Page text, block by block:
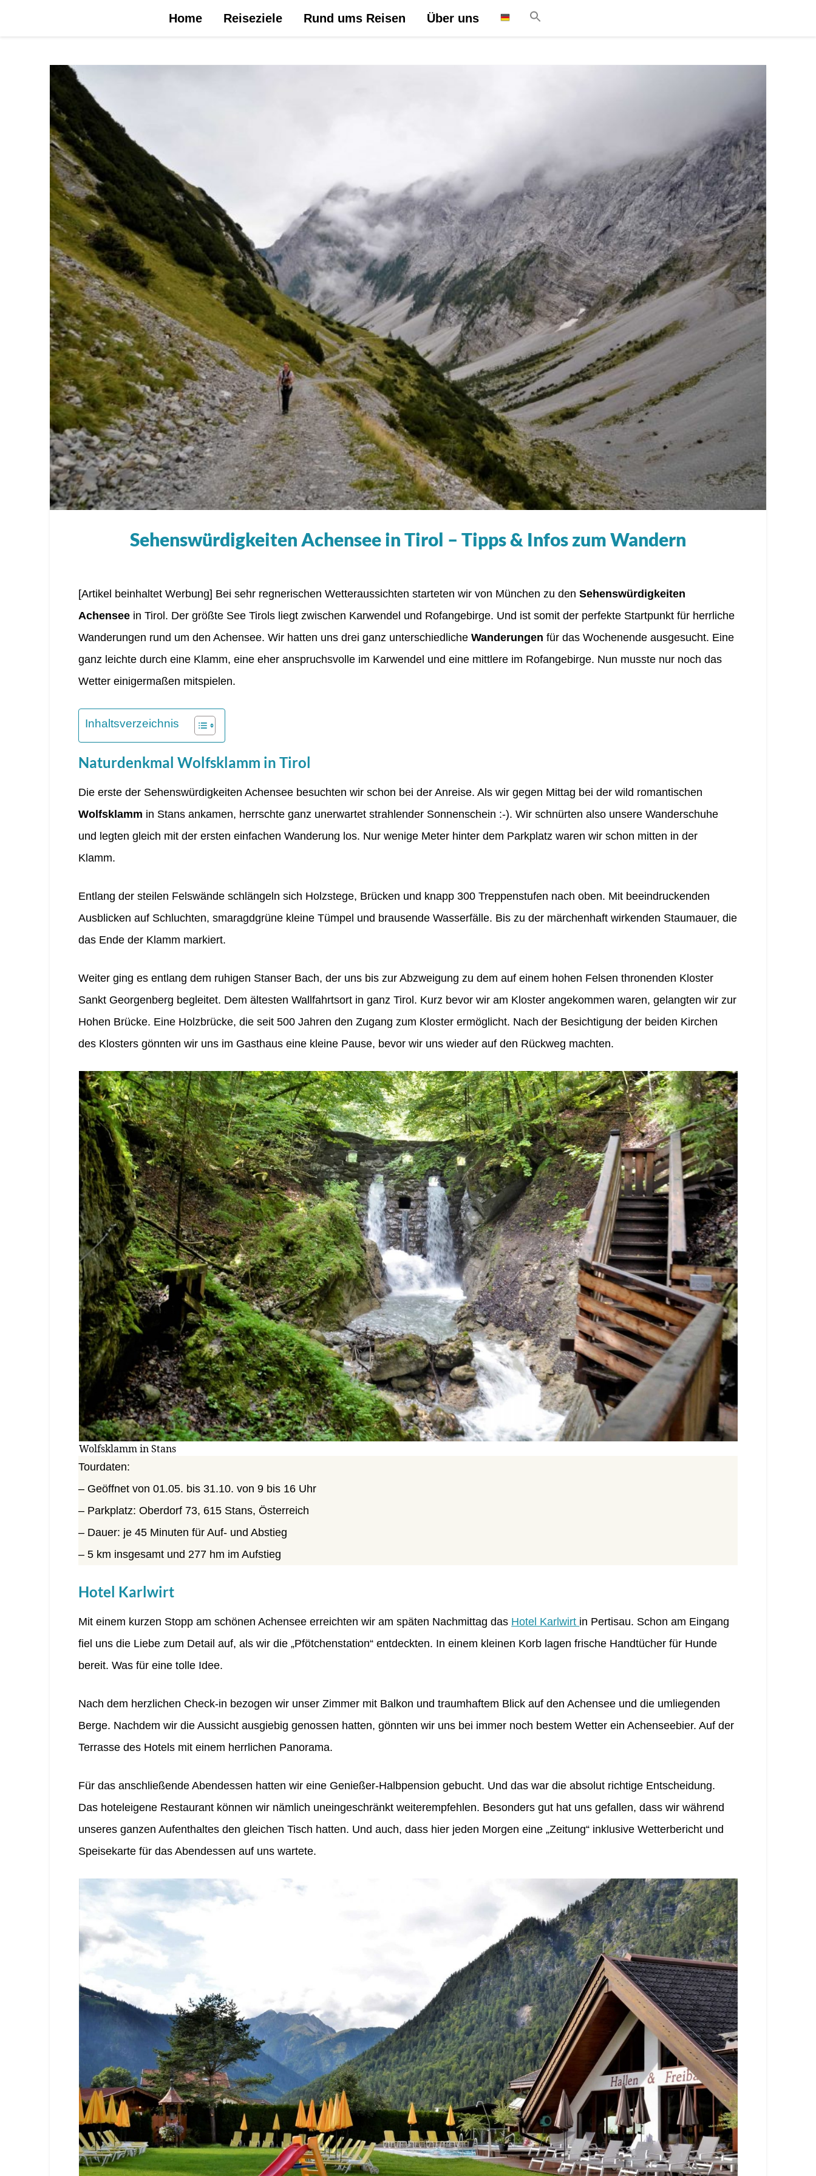
Urlaubsreise.blog – dein Reiseblog …
Home Reiseziele Rund ums Reisen Über uns
Sehenswürdigkeiten Achensee in Tirol – Tipps & Infos zum Wandern
[Artikel beinhaltet Werbung] Bei sehr regnerischen Wetteraussichten starteten wir von München zu denSehenswürdigkeiten
Achensee in Tirol. Der größte See Tirols liegt zwischen Karwendel und Rofangebirge. Und ist somit der perfekte Startpunkt für herrliche
Wanderungen rund um den Achensee. Wir hatten uns drei ganz unterschiedlicheWanderungen für das Wochenende ausgesucht. Eine
ganz leichte durch eine Klamm, eine eher anspruchsvolle im Karwendel und eine mittlere im Rofangebirge. Nun musste nur noch das
Wetter einigermaßen mitspielen.
Inhaltsverzeichnis
Naturdenkmal Wolfsklamm in Tirol
Die erste der Sehenswürdigkeiten Achensee besuchten wir schon bei der Anreise. Als wir gegen Mittag bei der wild romantischen
Wolfsklamm in Stans ankamen, herrschte ganz unerwartet strahlender Sonnenschein :-). Wir schnürten also unsere Wanderschuhe
und legten gleich mit der ersten einfachen Wanderung los. Nur wenige Meter hinter dem Parkplatz waren wir schon mitten in der
Klamm.
Entlang der steilen Felswände schlängeln sich Holzstege, Brücken und knapp 300 Treppenstufen nach oben. Mit beeindruckenden
Ausblicken auf Schluchten, smaragdgrüne kleine Tümpel und brausende Wasserfälle. Bis zu der märchenhaft wirkenden Staumauer, die
das Ende der Klamm markiert.
Weiter ging es entlang dem ruhigen Stanser Bach, der uns bis zur Abzweigung zu dem auf einem hohen Felsen thronenden Kloster
Sankt Georgenberg begleitet. Dem ältesten Wallfahrtsort in ganz Tirol. Kurz bevor wir am Kloster angekommen waren, gelangten wir zur
Hohen Brücke. Eine Holzbrücke, die seit 500 Jahren den Zugang zum Kloster ermöglicht. Nach der Besichtigung der beiden Kirchen
des Klosters gönnten wir uns im Gasthaus eine kleine Pause, bevor wir uns wieder auf den Rückweg machten.
Wolfsklamm in Stans
Tourdaten:
– Geöffnet von 01.05. bis 31.10. von 9 bis 16 Uhr
– Parkplatz: Oberdorf 73, 615 Stans, Österreich
– Dauer: je 45 Minuten für Auf- und Abstieg
– 5 km insgesamt und 277 hm im Aufstieg
Hotel Karlwirt
Mit einem kurzen Stopp am schönen Achensee erreichten wir am späten Nachmittag das Hotel Karlwirt in Pertisau. Schon am Eingang
fiel uns die Liebe zum Detail auf, als wir die „Pfötchenstation“ entdeckten. In einem kleinen Korb lagen frische Handtücher für Hunde
bereit. Was für eine tolle Idee.
Nach dem herzlichen Check-in bezogen wir unser Zimmer mit Balkon und traumhaftem Blick auf den Achensee und die umliegenden
Berge. Nachdem wir die Aussicht ausgiebig genossen hatten, gönnten wir uns bei immer noch bestem Wetter ein Achenseebier. Auf der
Terrasse des Hotels mit einem herrlichen Panorama.
Für das anschließende Abendessen hatten wir eine Genießer-Halbpension gebucht. Und das war die absolut richtige Entscheidung.
Das hoteleigene Restaurant können wir nämlich uneingeschränkt weiterempfehlen. Besonders gut hat uns gefallen, dass wir während
unseres ganzen Aufenthaltes den gleichen Tisch hatten. Und auch, dass hier jeden Morgen eine „Zeitung“ inklusive Wetterbericht und
Speisekarte für das Abendessen auf uns wartete.